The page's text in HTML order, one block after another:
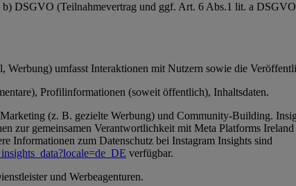
DSGVO (Teilnahmevertrag und ggf. Art. 6 Abs.1 lit. a
umfasst Interaktionen mit Nutzern sowie die
Profilinformationen (soweit öffentlich), Inhaltsdaten.
(z. B. gezielte Werbung) und Community-Building.
zur gemeinsamen Verantwortlichkeit mit Meta Platforms
Informationen zum Datenschutz bei Instagram Insights sind
verfügbar.
und Werbeagenturen.